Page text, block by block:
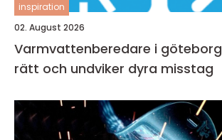
inspiration
02. August 2026
Varmvattenberedare i göteborg så väljer du
rätt och undviker dyra misstag